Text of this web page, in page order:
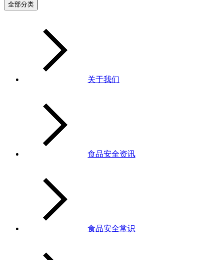
全部分类
关于我们
食品安全资讯
食品安全常识